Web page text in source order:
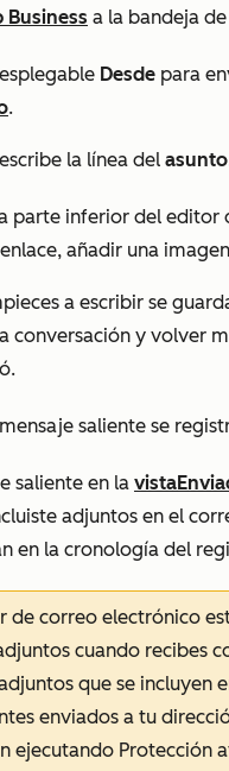
Business a la bandeja
Desde para
.
la línea del asunto
parte inferior del
añadir una
a escribir se
conversación y volver
saliente se
saliente en la vista
adjuntos en el
en la cronología del
de correo electrónico
cuando recibes
que se incluyen
enviados a tu
ejecutando Protección